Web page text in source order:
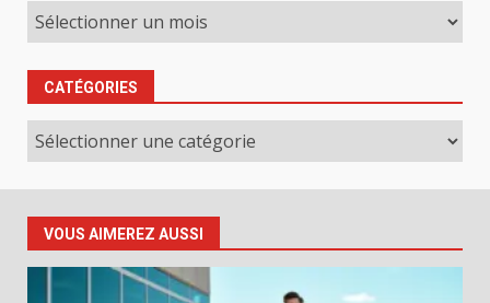
Archives
CATÉGORIES
Catégories
VOUS AIMEREZ AUSSI